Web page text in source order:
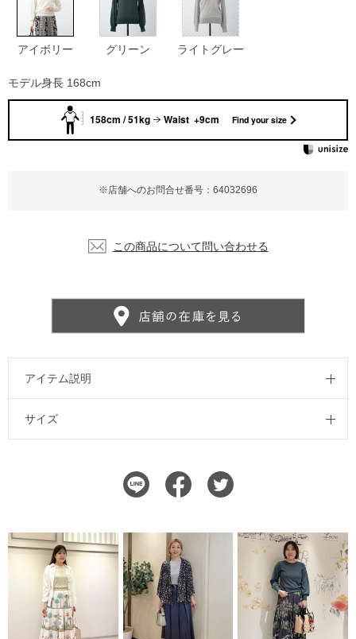
※店舗へのお問合せ番号：64032696
アイボリー グリーン ライトグレー
この商品について問い合わせる
モデル身長 168cm
アイテム説明
サイズ
158cm / 51kg Waist +9cm Find your size